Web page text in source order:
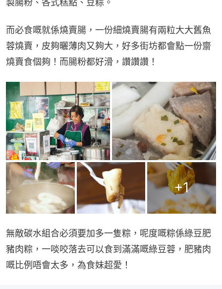
製腸粉、各式糕點、豆粽。
而必食嘅就係燒賣腸，一份細燒賣腸有兩粒大大舊魚
蓉燒賣，皮夠曬薄肉又夠大，好多街坊都會點一份齋
燒賣食個夠！而腸粉都好滑，讚讚讚！
+1
無敵碳水組合必須要加多一隻粽，呢度嘅粽係綠豆肥
豬肉粽，一啖咬落去可以食到滿滿嘅綠豆蓉，肥豬肉
嘅比例唔會太多，為食妹超愛！